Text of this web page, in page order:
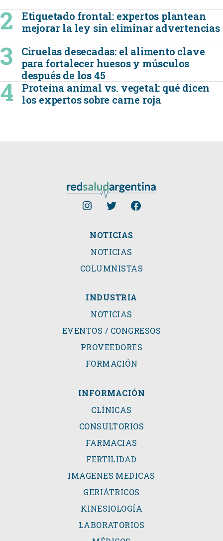
Etiquetado frontal: expertos plantean
mejorar la ley sin eliminar advertencias
Ciruelas desecadas: el alimento clave
para fortalecer huesos y músculos
después de los 45
Proteína animal vs. vegetal: qué dicen
los expertos sobre carne roja
NOTICIAS
NOTICIAS
COLUMNISTAS
INDUSTRIA
NOTICIAS
EVENTOS / CONGRESOS
PROVEEDORES
FORMACIÓN
INFORMACIÓN
CLÍNICAS
CONSULTORIOS
FARMACIAS
FERTILIDAD
IMAGENES MEDICAS
GERIÁTRICOS
KINESIOLOGÍA
LABORATORIOS